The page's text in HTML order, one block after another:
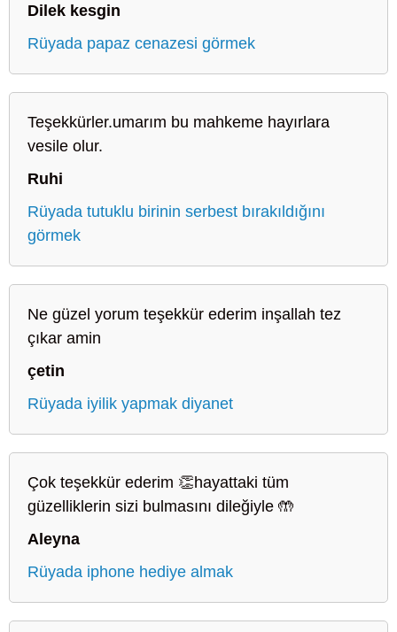
Dilek kesgin
Rüyada papaz cenazesi görmek
Teşekkürler.umarım bu mahkeme hayırlara
vesile olur.
Ruhi
Rüyada tutuklu birinin serbest bırakıldığını
görmek
Ne güzel yorum teşekkür ederim inşallah tez
çıkar amin
çetin
Rüyada iyilik yapmak diyanet
Çok teşekkür ederim 👏hayattaki tüm
güzelliklerin sizi bulmasını dileğiyle 🤲
Aleyna
Rüyada iphone hediye almak